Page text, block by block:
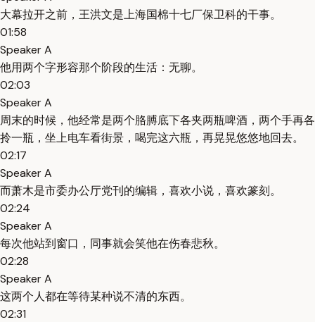
大幕拉开之前，王洪文是上海国棉十七厂保卫科的干事。
01:58
Speaker A
他用两个字形容那个阶段的生活：无聊。
02:03
Speaker A
周末的时候，他经常是两个胳膊底下各夹两瓶啤酒，两个手再各
拎一瓶，坐上电车看街景，喝完这六瓶，再晃晃悠悠地回去。
02:17
Speaker A
而萧木是市委办公厅党刊的编辑，喜欢小说，喜欢篆刻。
02:24
Speaker A
每次他站到窗口，同事就会笑他在伤春悲秋。
02:28
Speaker A
这两个人都在等待某种说不清的东西。
02:31